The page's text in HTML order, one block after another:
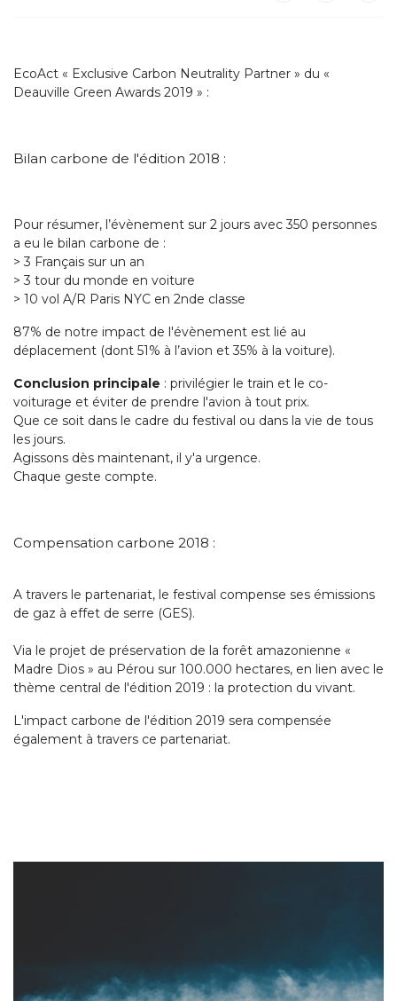
EcoAct « Exclusive Carbon Neutrality Partner » du «
Deauville Green Awards 2019 » :
Bilan carbone de l'édition 2018 :
Pour résumer, l’évènement sur 2 jours avec 350 personnes
a eu le bilan carbone de :
> 3 Français sur un an
> 3 tour du monde en voiture
> 10 vol A/R Paris NYC en 2nde classe
87% de notre impact de l'évènement est lié au
déplacement (dont 51% à l’avion et 35% à la voiture).
Conclusion principale : privilégier le train et le co-
voiturage et éviter de prendre l'avion à tout prix.
Que ce soit dans le cadre du festival ou dans la vie de tous
les jours.
Agissons dès maintenant, il y'a urgence.
Chaque geste compte.
Compensation carbone 2018 :
A travers le partenariat, le festival compense ses émissions
de gaz à effet de serre (GES).
Via le projet de préservation de la forêt amazonienne «
Madre Dios » au Pérou sur 100.000 hectares, en lien avec le
thème central de l'édition 2019 : la protection du vivant.
L'impact carbone de l'édition 2019 sera compensée
également à travers ce partenariat.